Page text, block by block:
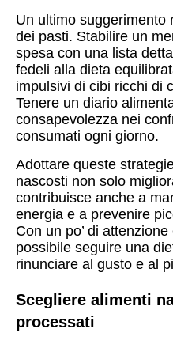
Un ultimo suggerimento
dei pasti. Stabilire un
spesa con una lista
fedeli alla dieta
impulsivi di cibi ricchi di
Tenere un diario
consapevolezza nei
consumati ogni giorno.
Adottare queste
nascosti non solo
contribuisce anche a
energia e a prevenire
Con un po’ di
possibile seguire una
rinunciare al gusto e al
Scegliere alimenti
processati